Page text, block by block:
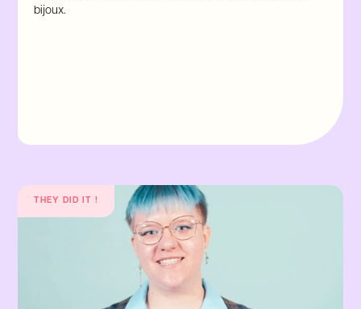
bijoux.
THEY DID IT !